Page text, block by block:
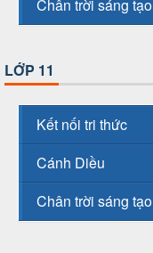
Chân trời sáng tạo
LỚP 11
Kết nối tri thức
Cánh Diều
Chân trời sáng tạo